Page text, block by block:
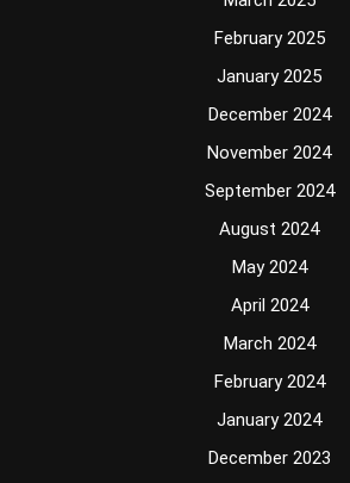
February 2025
January 2025
December 2024
November 2024
September 2024
August 2024
May 2024
April 2024
March 2024
February 2024
January 2024
December 2023